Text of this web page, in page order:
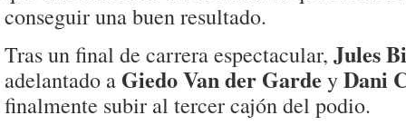
conseguir una buen resultado.
Tras un final de carrera espectacular, Jules
adelantado a Giedo Van der Garde yDani
finalmente subir al tercer cajón del podio.